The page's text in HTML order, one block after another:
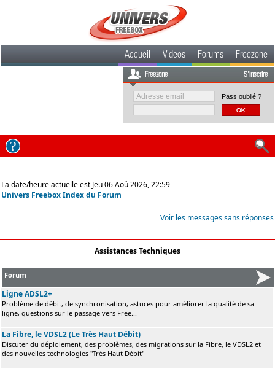
Accueil Videos Forums Freezone
Freezone S'inscrire
Pass oublié ?
La date/heure actuelle est Jeu 06 Aoû 2026, 22:59
Univers Freebox Index du Forum
Voir les messages sans réponses
Assistances Techniques
Forum
Ligne ADSL2+
Problème de débit, de synchronisation, astuces pour améliorer la qualité de sa
ligne, questions sur le passage vers Free...
La Fibre, le VDSL2 (Le Très Haut Débit)
Discuter du déploiement, des problèmes, des migrations sur la Fibre, le VDSL2 et
des nouvelles technologies "Très Haut Débit"